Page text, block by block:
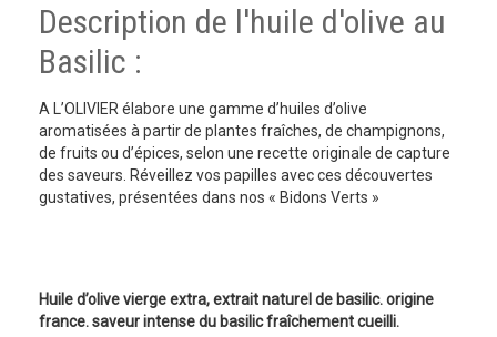
Description de l'huile d'olive au
Basilic :
A L’OLIVIER élabore une gamme d’huiles d’olive
aromatisées à partir de plantes fraîches, de champignons,
de fruits ou d’épices, selon une recette originale de capture
des saveurs. Réveillez vos papilles avec ces découvertes
gustatives, présentées dans nos « Bidons Verts »
Huile d’olive vierge extra, extrait naturel de basilic. origine
france. saveur intense du basilic fraîchement cueilli.